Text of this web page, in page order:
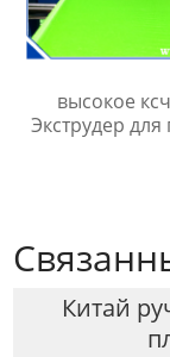
высокое
Экструдер для
Китай